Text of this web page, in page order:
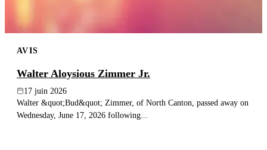
AVIS
Walter Aloysious Zimmer Jr.
17 juin 2026
Walter &quot;Bud&quot; Zimmer, of North Canton, passed away on
Wednesday, June 17, 2026 following...